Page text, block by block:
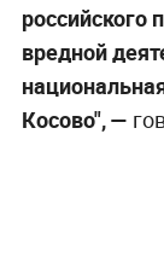
российского
вредной
Косово", —